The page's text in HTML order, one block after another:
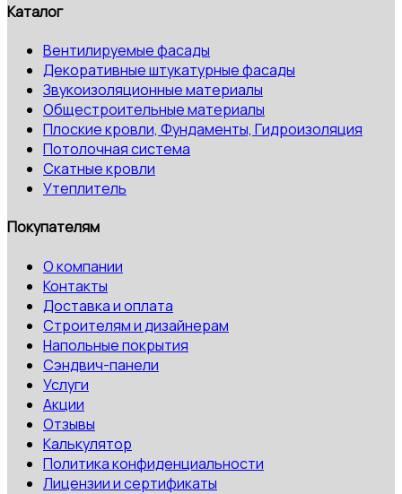
Каталог
Вентилируемые фасады
Декоративные штукатурные фасады
Звукоизоляционные материалы
Общестроительные материалы
Плоские кровли, Фундаменты, Гидроизоляция
Потолочная система
Скатные кровли
Утеплитель
Покупателям
О компании
Контакты
Доставка и оплата
Строителям и дизайнерам
Напольные покрытия
Сэндвич-панели
Услуги
Акции
Отзывы
Калькулятор
Политика конфиденциальности
Лицензии и сертификаты